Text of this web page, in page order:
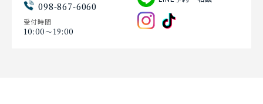
098-867-6060
受付時間
10:00〜19:00